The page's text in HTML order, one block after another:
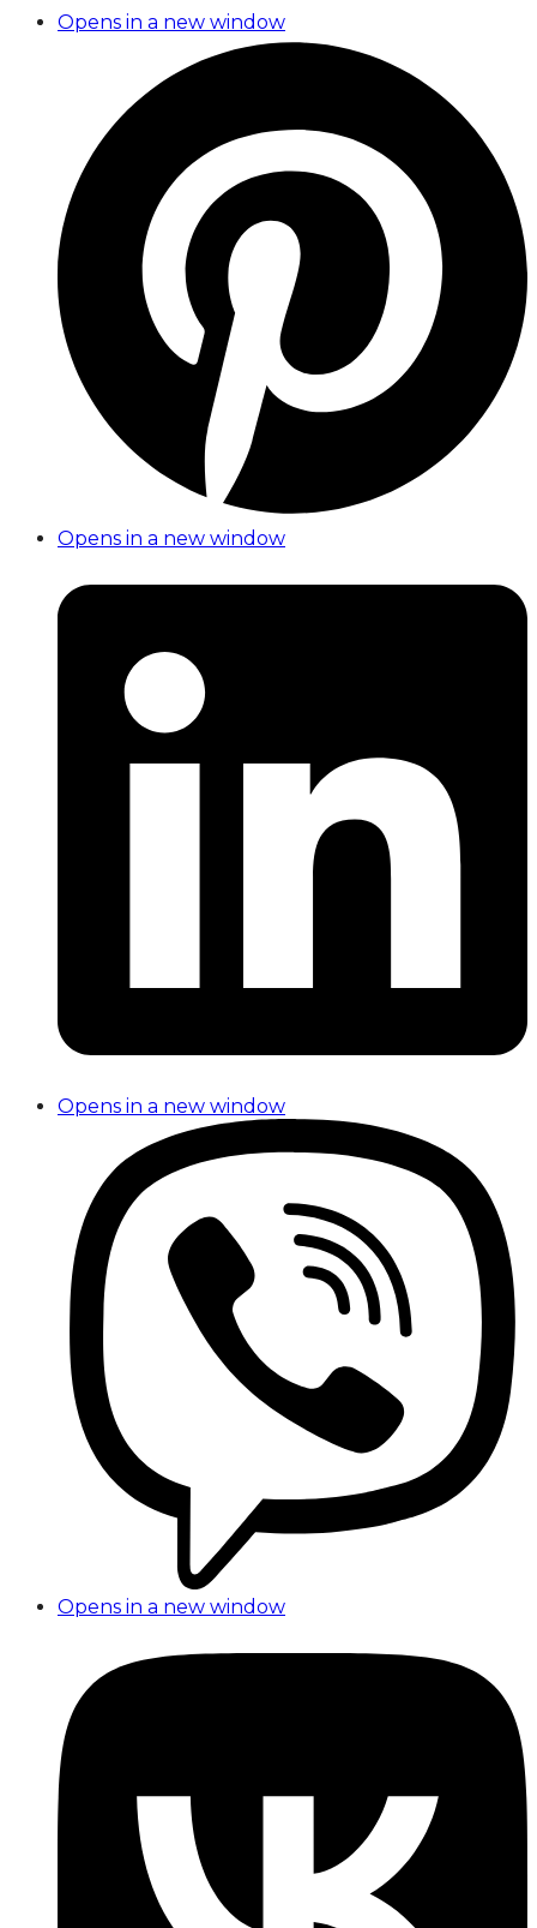
Opens in a new window
Opens in a new window
Opens in a new window
Opens in a new window